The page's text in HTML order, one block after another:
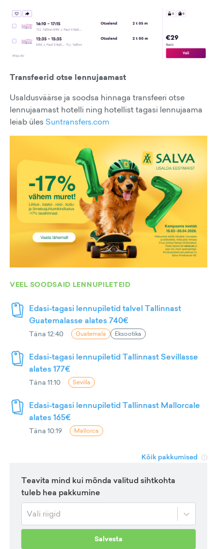
Transfeerid otse lennujaamast
Usaldusväärse ja soodsa hinnaga transfeeri otse
lennujaamast hotelli ning hotellist tagasi lennujaama
leiab üles Suntransfers.com
VEEL SOODSAID LENNUPILETEID
Edasi-tagasi lennupiletid talvel Tallinnast
Guatemalasse alates 740€
Täna 12:40 Guatemala Eksootika
Edasi-tagasi lennupiletid Tallinnast Sevillasse
alates 177€
Täna 11:10 Sevilla
Edasi-tagasi lennupiletid Tallinnast Mallorcale
alates 165€
Täna 10:19 Mallorca
Kõik pakkumised
Teavita mind kui mõnda valitud sihtkohta
tuleb hea pakkumine
Vali riigid
Salvesta